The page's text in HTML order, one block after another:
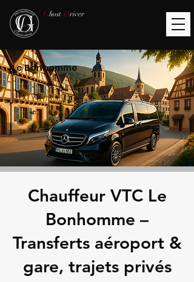
Ghost Driver
Le Bonhomme
Chauffeur VTC Le
Bonhomme –
Transferts aéroport &
gare, trajets privés